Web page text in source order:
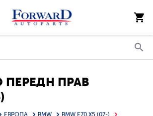
ПЕРЕДН ПРАВ
ЕВРОПА BMW
BMW E70 X5 (07-)